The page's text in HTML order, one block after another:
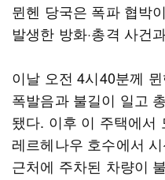
뮌헨 당국은 폭파 협박
발생한 방화·총격 사건
이날 오전 4시40분께
폭발음과 불길이 일고
됐다. 이후 이 주택에서
레르헤나우 호수에서
근처에 주차된 차량이